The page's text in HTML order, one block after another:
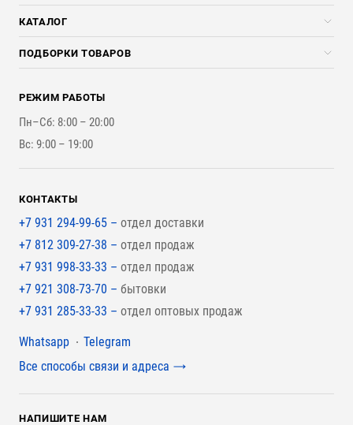
Услуги
Скидки стройкомпаниям
Доставка и разгрузка
Оплата и Возврат
Наши работы
КАТАЛОГ
Погонажные изделия
Брикеты, Дрова, Стружка
Стройматериалы
Инструменты
ПОДБОРКИ ТОВАРОВ
Для бутерброда стены
Для наружной отделки
Для покрытия крыши
РЕЖИМ РАБОТЫ
Пн–Сб: 8:00 – 20:00
Вс: 9:00 – 19:00
КОНТАКТЫ
+7 931 294-99-65 – отдел доставки
+7 812 309-27-38 – отдел продаж
+7 931 998-33-33 – отдел продаж
+7 921 308-73-70 – бытовки
+7 931 285-33-33 – отдел оптовых продаж
Мессенджеры
Whatsapp
Telegram
Все способы связи и адреса
НАПИШИТЕ НАМ